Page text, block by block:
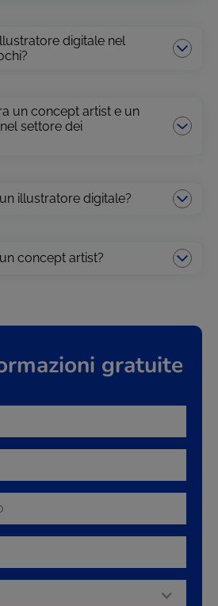
digitale nel
un concept artist e un
settore dei
illustratore digitale?
concept artist?
gratuite